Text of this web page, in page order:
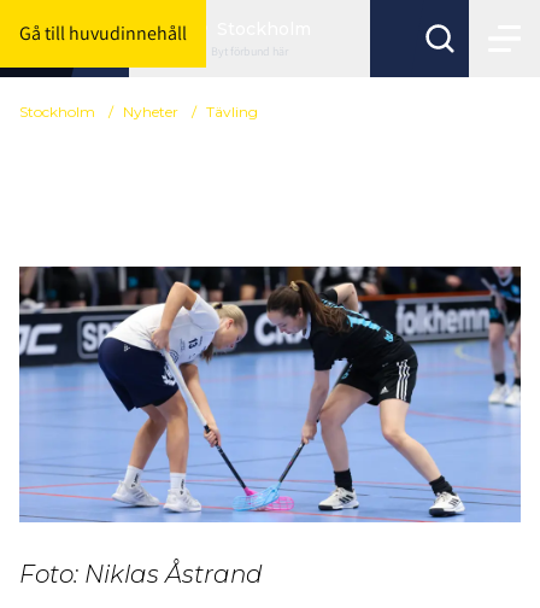
Gå till huvudinnehåll
Byt förbund här
Stockholm / Nyheter / Tävling
Foto: Niklas Åstrand